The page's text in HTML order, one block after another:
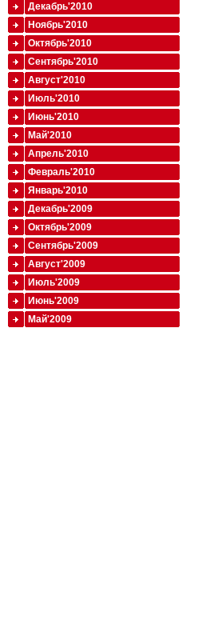
Декабрь'2010
Ноябрь'2010
Октябрь'2010
Сентябрь'2010
Август'2010
Июль'2010
Июнь'2010
Май'2010
Апрель'2010
Февраль'2010
Январь'2010
Декабрь'2009
Октябрь'2009
Сентябрь'2009
Август'2009
Июль'2009
Июнь'2009
Май'2009